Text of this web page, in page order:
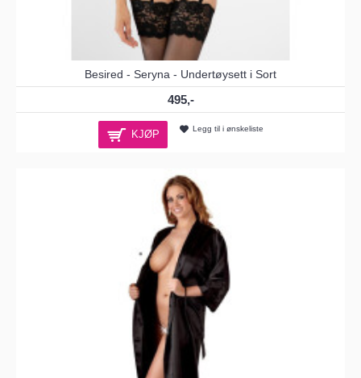
Besired - Seryna - Undertøysett i Sort
495,-
KJØP Legg til i ønskeliste